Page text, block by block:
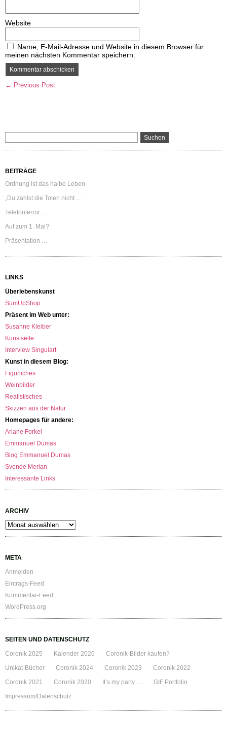
Website
Name, E-Mail-Adresse und Website in diesem Browser für
meinen nächsten Kommentar speichern.
← Previous Post
BEITRÄGE
Ordnung ist das halbe Leben
„Du zählst die Toten nicht …
Telefonterror …
Auf zum 1. Mai?
Präsentation …
LINKS
Überlebenskunst
SumUpShop
Präsent im Web unter:
Susanne Kleiber
Kunstseite
Interview Singulart
Kunst in diesem Blog:
Figürliches
Weinbilder
Realistisches
Skizzen aus der Natur
Homepages für andere:
Ariane Forkel
Emmanuel Dumas
Blog Emmanuel Dumas
Svende Merian
Interessante Links
ARCHIV
Archiv
META
Anmelden
Eintrags-Feed
Kommentar-Feed
WordPress.org
SEITEN UND DATENSCHUTZ
Coronik 2025
Kalender 2026
Coronik-Bilder kaufen?
Unikat-Bücher
Coronik 2024 Coronik 2023
Coronik 2022
Coronik 2021
Coronik 2020 It’s my party …
GIF Portfolio
Impressum/Datenschutz